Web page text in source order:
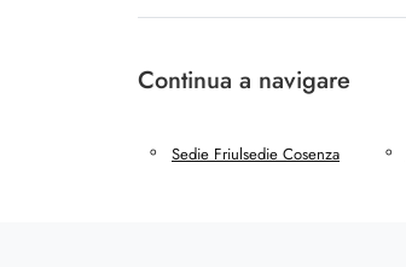
Continua a navigare
Sedie Friulsedie Cosenza